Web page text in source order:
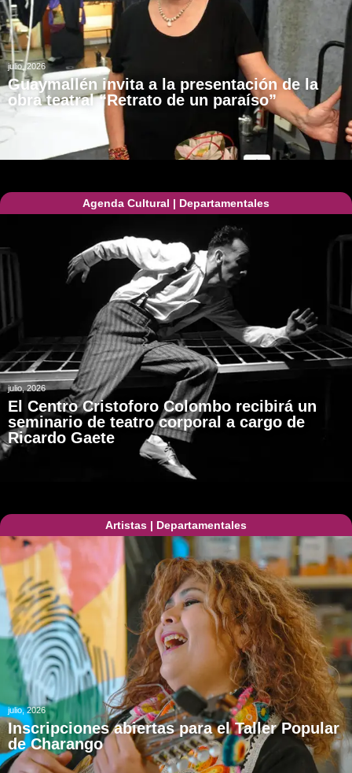
julio, 2026
Guaymallén invita a la presentación de la
obra teatral “Retrato de un paraíso”
Agenda Cultural | Departamentales
julio, 2026
El Centro Cristoforo Colombo recibirá un
seminario de teatro corporal a cargo de
Ricardo Gaete
Artistas | Departamentales
julio, 2026
Inscripciones abiertas para el Taller Popular
de Charango